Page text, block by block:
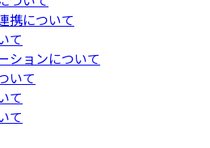
携について
て
ションについて
いて
て
て